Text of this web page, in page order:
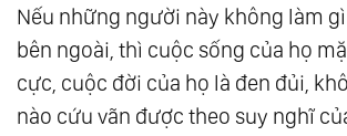
Hóa Các Bài Học Cuộc Đời -
Thường Gặp
40.Luật Của Một - Tự Do Ý Chí -
Hoạch Cuộc Đời - Lựa Chọn
Nếu những người này không làm
bên ngoài, thì cuộc sống của họ
cực, cuộc đời của họ là đen đủi,
nào cứu vãn được theo suy nghĩ